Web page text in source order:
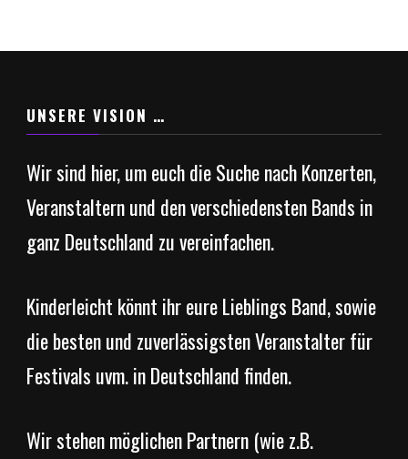
UNSERE VISION …
Wir sind hier, um euch die Suche nach Konzerten,
Veranstaltern und den verschiedensten Bands in
ganz Deutschland zu vereinfachen.
Kinderleicht könnt ihr eure Lieblings Band, sowie
die besten und zuverlässigsten Veranstalter für
Festivals uvm. in Deutschland finden.
Wir stehen möglichen Partnern (wie z.B.